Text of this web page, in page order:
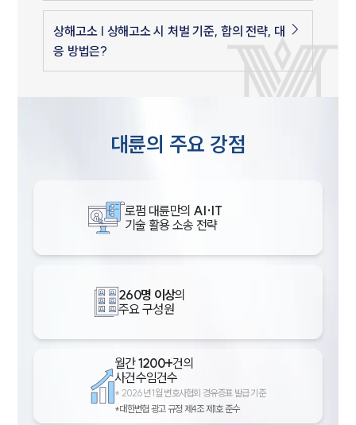
상해고소 | 상해고소 시 처벌 기준, 합의 전략, 대
응 방법은?
대륜의 주요 강점
로펌 대륜만의 AI·IT
기술 활용 소송 전략
260명 이상의
주요 구성원
월간1200+건의
사건수임건수
* 2026년 1월 변호사협회 경유증표 발급 기준
*대한변협 광고 규정 제4조 제1호 준수